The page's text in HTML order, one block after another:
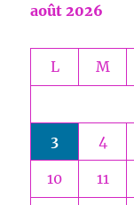
août 2026
L M
3 4
10 11